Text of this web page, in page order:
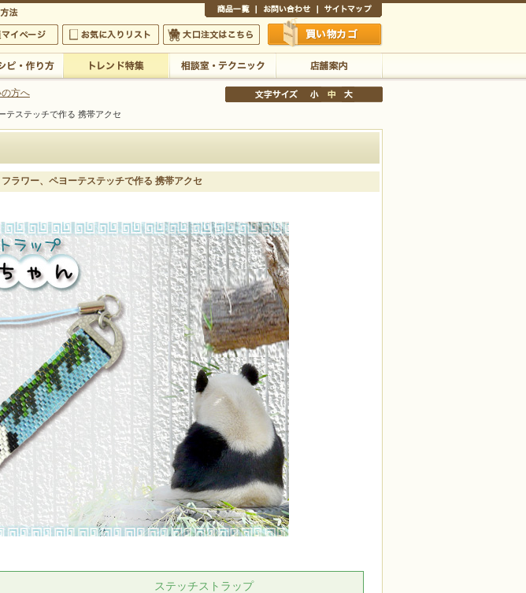
方へ
テステッチで作る 携帯アクセ
ラワー、ペヨーテステッチで作る 携帯アクセ
ステッチストラップ